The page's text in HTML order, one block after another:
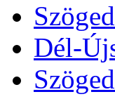
Dél-